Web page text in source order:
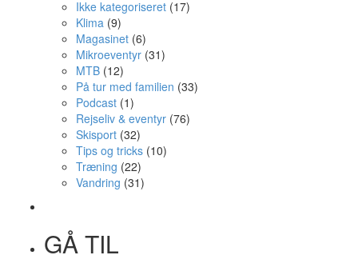
Ikke kategoriseret (17)
Klima (9)
Magasinet (6)
Mikroeventyr (31)
MTB (12)
På tur med familien (33)
Podcast (1)
Rejseliv & eventyr (76)
Skisport (32)
Tips og tricks (10)
Træning (22)
Vandring (31)
GÅ TIL